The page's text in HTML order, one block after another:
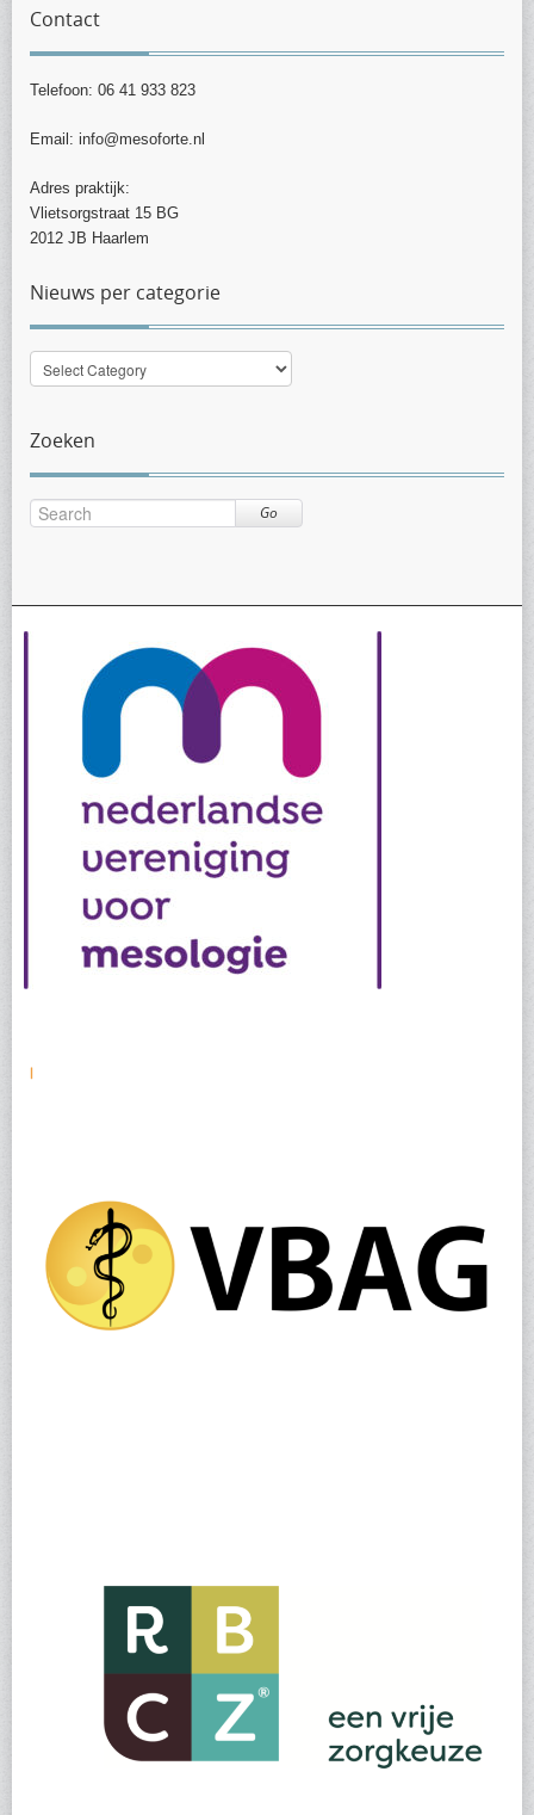
Contact
Telefoon: 06 41 933 823
Email: info@mesoforte.nl
Adres praktijk:
Vlietsorgstraat 15 BG
2012 JB Haarlem
Nieuws per categorie
Nieuws
per
Zoeken
Go